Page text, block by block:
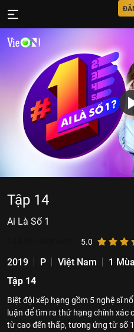
Tập 14
Ai Là Số 1
5.0
2019 P Việt Nam 1 Mùa
Tập 14
Biệt đội xếp hạng gồm 5 nghệ sĩ
luận để tìm ra thứ hạng chính xác
từ cao đến thấp, tương ứng từ số